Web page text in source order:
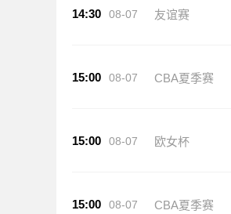
14:30 08-07 友谊赛
15:00 08-07 CBA夏季赛
15:00 08-07 欧女杯
15:00 08-07 CBA夏季赛